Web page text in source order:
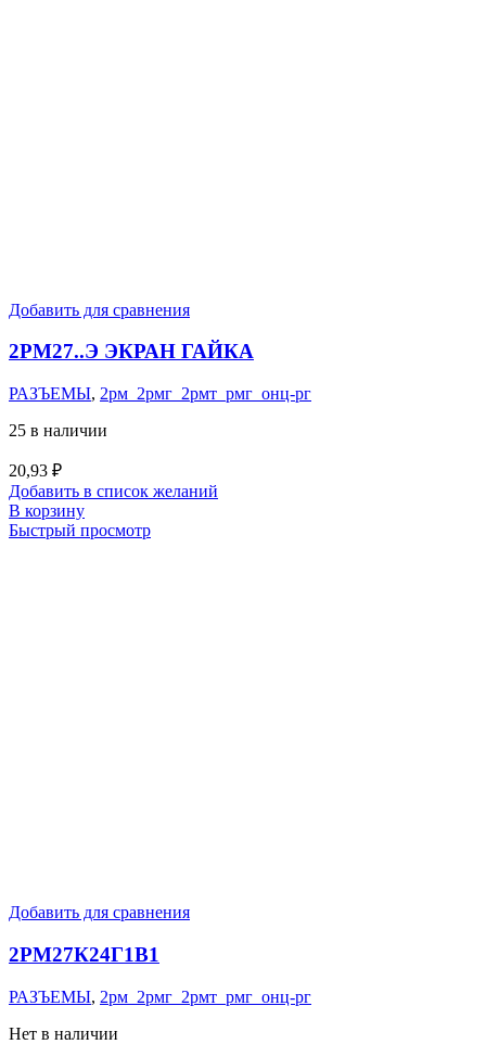
Добавить для сравнения
2РМ27..Э ЭКРАН ГАЙКА
РАЗЪЕМЫ, 2рм_2рмг_2рмт_рмг_онц-рг
25 в наличии
20,93 ₽
Добавить в список желаний
В корзину
Быстрый просмотр
Добавить для сравнения
2РМ27К24Г1В1
РАЗЪЕМЫ, 2рм_2рмг_2рмт_рмг_онц-рг
Нет в наличии